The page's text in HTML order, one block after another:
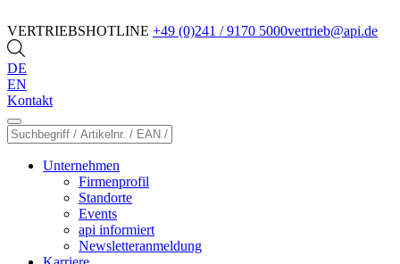
VERTRIEBSHOTLINE +49 (0)241 / 9170 5000vertrieb@api.de
DE
EN
Kontakt
Unternehmen
Firmenprofil
Standorte
Events
api informiert
Newsletteranmeldung